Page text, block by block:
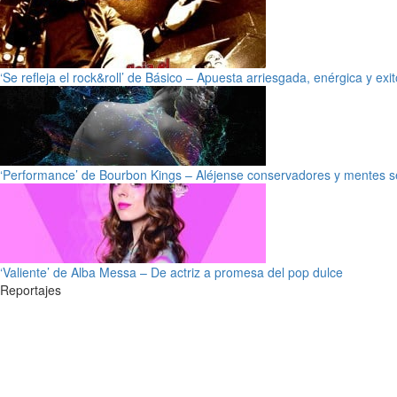
‘Se refleja el rock&roll’ de Básico – Apuesta arriesgada, enérgica y
‘Performance’ de Bourbon Kings – Aléjense conservadores y mentes
‘Valiente’ de Alba Messa – De actriz a promesa del pop dulce
Reportajes